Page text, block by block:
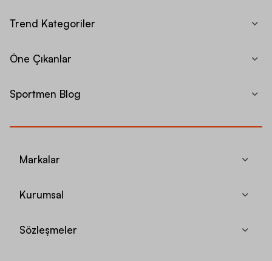
Trend Kategoriler
Öne Çıkanlar
Sportmen Blog
Markalar
Kurumsal
Sözleşmeler